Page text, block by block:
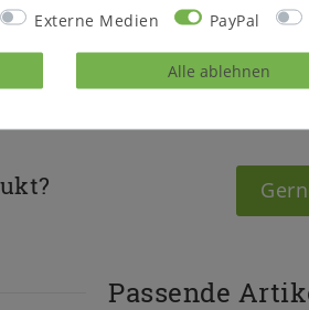
Passende
Externe Medien PayPal
Alle ablehnen